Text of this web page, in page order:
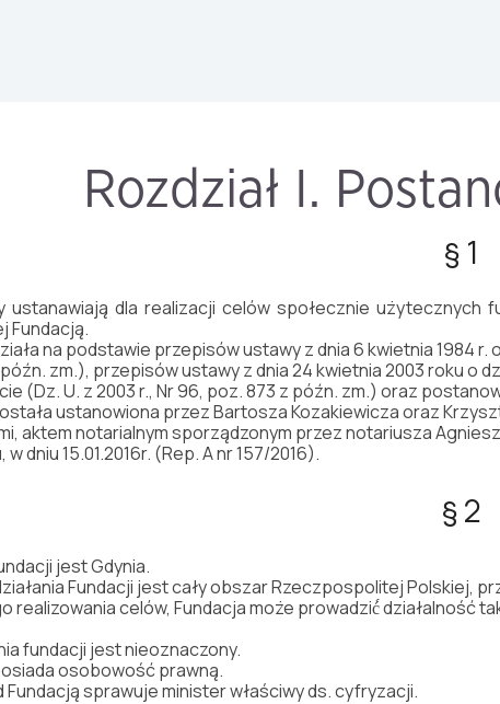
Rozdział I.
§ 1
ustanawiają dla realizacji celów społecznie użytecznych
Fundacją.
na podstawie przepisów ustawy z dnia 6 kwietnia 1984 r.
zm.), przepisów ustawy z dnia 24 kwietnia 2003 roku o
(Dz. U. z 2003 r., Nr 96, poz. 873 z późn. zm.) oraz
ustanowiona przez Bartosza Kozakiewicza oraz
aktem notarialnym sporządzonym przez notariusza
w dniu 15.01.2016r. (Rep. A nr 157/2016).
§ 2
jest Gdynia.
Fundacji jest cały obszar Rzeczpospolitej Polskiej,
realizowania celów, Fundacja może prowadzić́ działalność
fundacji jest nieoznaczony.
osobowość prawną.
Fundacją sprawuje minister właściwy ds. cyfryzacji.